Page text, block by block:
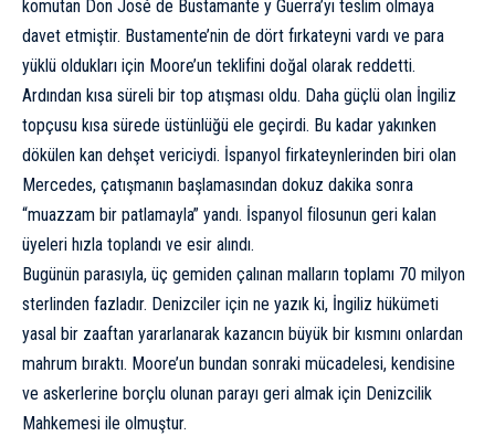
komutan Don José de Bustamante y Guerra’yı teslim olmaya
davet etmiştir. Bustamente’nin de dört fırkateyni vardı ve para
yüklü oldukları için Moore’un teklifini doğal olarak reddetti.
Ardından kısa süreli bir top atışması oldu. Daha güçlü olan İngiliz
topçusu kısa sürede üstünlüğü ele geçirdi. Bu kadar yakınken
dökülen kan dehşet vericiydi. İspanyol firkateynlerinden biri olan
Mercedes, çatışmanın başlamasından dokuz dakika sonra
“muazzam bir patlamayla” yandı. İspanyol filosunun geri kalan
üyeleri hızla toplandı ve esir alındı.
Bugünün parasıyla, üç gemiden çalınan malların toplamı 70 milyon
sterlinden fazladır. Denizciler için ne yazık ki, İngiliz hükümeti
yasal bir zaaftan yararlanarak kazancın büyük bir kısmını onlardan
mahrum bıraktı. Moore’un bundan sonraki mücadelesi, kendisine
ve askerlerine borçlu olunan parayı geri almak için Denizcilik
Mahkemesi ile olmuştur.